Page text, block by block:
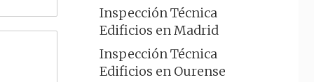
Inspección Técnica
Edificios en Madrid
Inspección Técnica
Edificios en Ourense